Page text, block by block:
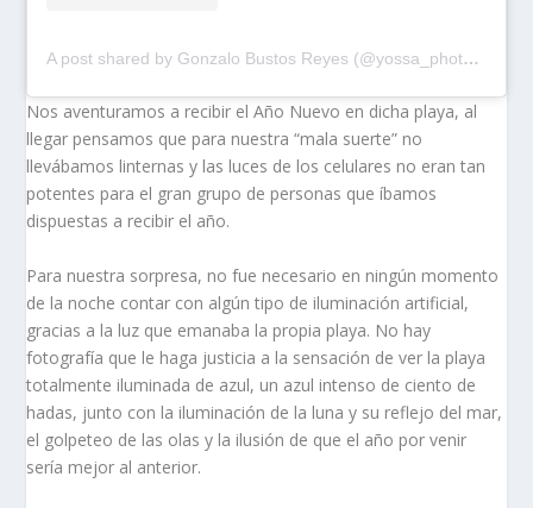
A post shared by Gonzalo Bustos Reyes (@yossa_photos)
Nos aventuramos a recibir el Año Nuevo en dicha playa, al
llegar pensamos que para nuestra “mala suerte” no
llevábamos linternas y las luces de los celulares no eran tan
potentes para el gran grupo de personas que íbamos
dispuestas a recibir el año.
Para nuestra sorpresa, no fue necesario en ningún momento
de la noche contar con algún tipo de iluminación artificial,
gracias a la luz que emanaba la propia playa. No hay
fotografía que le haga justicia a la sensación de ver la playa
totalmente iluminada de azul, un azul intenso de ciento de
hadas, junto con la iluminación de la luna y su reflejo del mar,
el golpeteo de las olas y la ilusión de que el año por venir
sería mejor al anterior.